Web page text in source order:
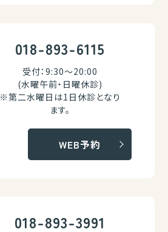
018-893-6115
受付：9:30～20:00
(水曜午前・日曜休診)
※第二水曜日は1日休診となり
ます。
WEB予約
018-893-3991